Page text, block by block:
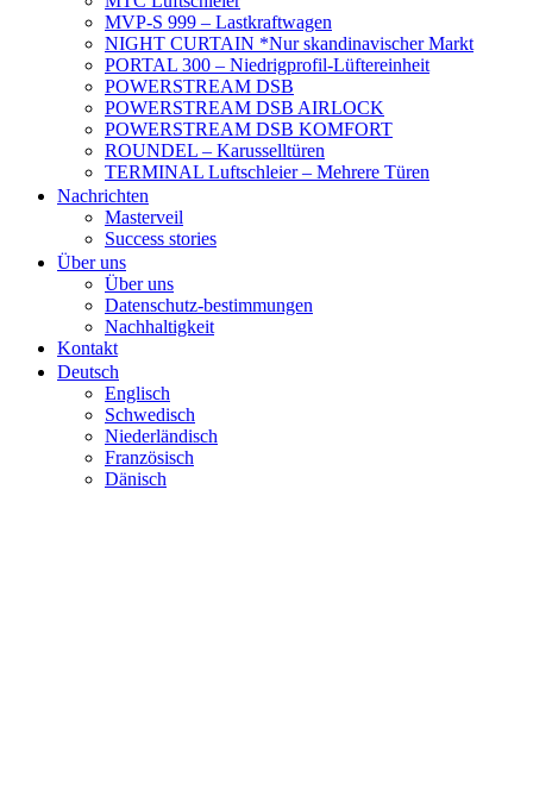
MVP-S 999 – Lastkraftwagen
NIGHT CURTAIN *Nur skandinavischer Markt
PORTAL 300 – Niedrigprofil-Lüftereinheit
POWERSTREAM DSB
POWERSTREAM DSB AIRLOCK
POWERSTREAM DSB KOMFORT
ROUNDEL – Karusselltüren
TERMINAL Luftschleier – Mehrere Türen
Nachrichten
Masterveil
Success stories
Über uns
Über uns
Datenschutz-bestimmungen
Nachhaltigkeit
Kontakt
Deutsch
Englisch
Schwedisch
Niederländisch
Französisch
Dänisch